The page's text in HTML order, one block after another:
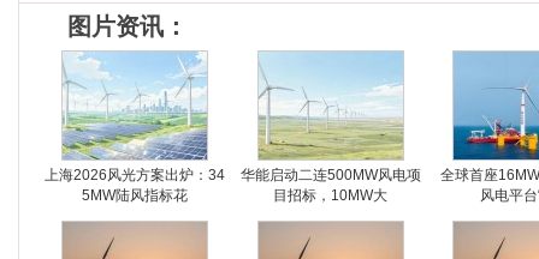
图片资讯：
上海2026风光方案出炉：34
5MW陆风指标花
华能启动二连500MW风电项
目招标，10MW大
全球首座
风电平